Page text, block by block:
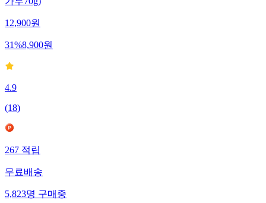
가루70g)
12,900원
31%8,900원
4.9
(18)
267적립
무료배송
5,823명구매중